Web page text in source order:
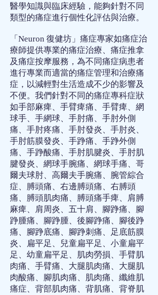
醫學知識與臨床經驗，能夠針對不同
類型的痛症進行個性化評估與治療。
「Neuron 復健坊」 痛症專家如痛症治
療師提供專業的痛症治療、 痛症推拿
及痛症按摩服務，為不同痛症病患者
進行專業而適當的痛症管理和治療痛
症 ，以減輕對生活造成不少的影響及
不便。我們針對不同的痛症專科症狀
如手部麻痺、 手臂痺痛、 手臂痺、 網
球手、 手網球、 手肘痛、 手肘外側
痛、 手肘疼痛、 手肘發炎、 手肘炎、
手肘筋膜發炎、 手踭痛、 手踭外側
痛、 手踭酸痛、 手肘肌腱炎、 手肘肌
腱發炎、 網球手腕痛、 網球手痛、 哥
爾夫球肘、 高爾夫手腕痛、 腕管綜合
症、 膊頭痛、 右邊膊頭痛、 右膊頭
痛、 膊頭肌肉痛、 膊頭痛手痺、
肩膊
麻痺、 肩周炎、 五十肩 、 腳踭痛、 腳
踭腫痛、 腳踭腫、 後腳踭痛、 腳後踭
痛、 腳踭底痛、 腳踭刺痛、
足底筋膜
炎、 扁平足 、 兒童扁平足 、 小童扁平
足 、 幼童扁平足 、 肌肉勞損、 手臂肌
肉痛、 手臂痛、 大腿肌肉痛、 大腿肌
肉酸痛、 腳肌肉痛、 肌肉痛、 纖維肌
痛症、 背部肌肉痛、 背肌痛、 背脊肌